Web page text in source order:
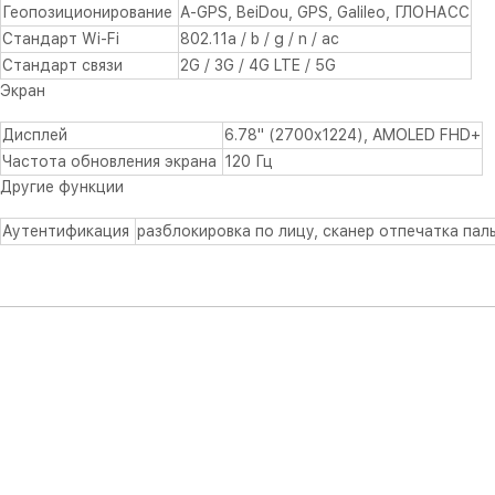
Геопозиционирование A-GPS, BeiDou, GPS, Galileo, ГЛОНАСС
Стандарт Wi-Fi
802.11a / b / g / n / ac
Стандарт связи
2G / 3G / 4G LTE / 5G
Экран
Дисплей
6.78" (2700x1224), AMOLED FHD+
Частота обновления экрана 120 Гц
Другие функции
Аутентификация разблокировка по лицу, сканер отпечатка